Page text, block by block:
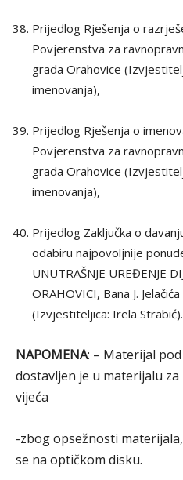
Prijedlog Rješenja o
Povjerenstva za
grada Orahovice
imenovanja),
Prijedlog Rješenja o
Povjerenstva za
grada Orahovice
imenovanja),
Prijedlog Zaključka o
odabiru najpovoljnije
UNUTRAŠNJE UREĐENJE
ORAHOVICI, Bana J.
(Izvjestiteljica: Irela Strabić).
NAPOMENA: – Materijal
dostavljen je u materijalu za
vijeća
-zbog opsežnosti
se na optičkom disku.